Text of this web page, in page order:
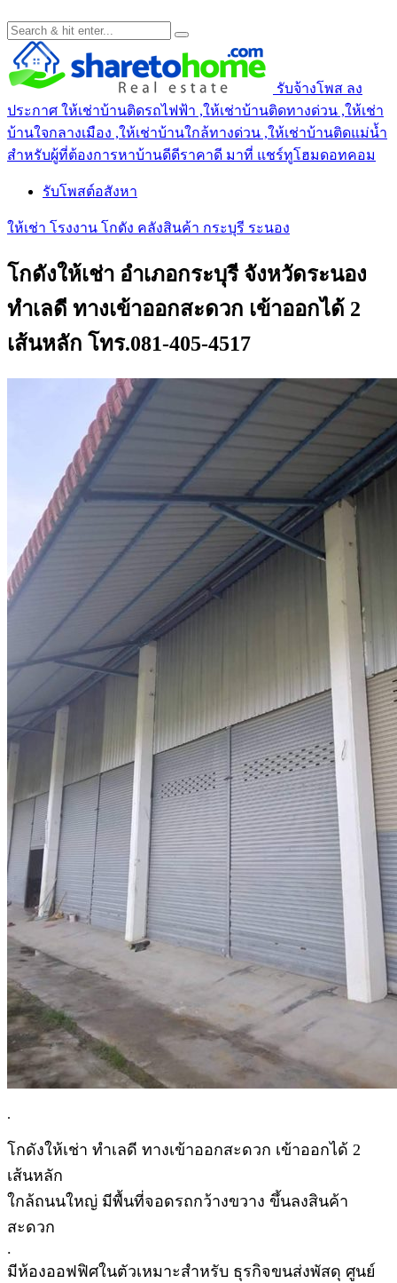
รับจ้างโพส ลง
ประกาศ ให้เช่าบ้านติดรถไฟฟ้า ,ให้เช่าบ้านติดทางด่วน ,ให้เช่า
บ้านใจกลางเมือง ,ให้เช่าบ้านใกล้ทางด่วน ,ให้เช่าบ้านติดแม่น้ำ
สำหรับผู้ที่ต้องการหาบ้านดีดีราคาดี มาที่ แชร์ทูโฮมดอทคอม
รับโพสต์อสังหา
ให้เช่า โรงงาน โกดัง คลังสินค้า กระบุรี ระนอง
โกดังให้เช่า อำเภอกระบุรี จังหวัดระนอง
ทำเลดี ทางเข้าออกสะดวก เข้าออกได้ 2
เส้นหลัก โทร.081-405-4517
.
โกดังให้เช่า ทำเลดี ทางเข้าออกสะดวก เข้าออกได้ 2
เส้นหลัก
ใกล้ถนนใหญ่ มีพื้นที่จอดรถกว้างขวาง ขึ้นลงสินค้า
สะดวก
.
มีห้องออฟฟิศในตัวเหมาะสำหรับ ธุรกิจขนส่งพัสดุ ศูนย์